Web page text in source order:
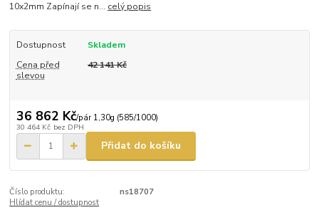
10x2mm Zapínají se n... celý popis
Dostupnost
Skladem
Cena před
slevou
42 141 Kč
36 862 Kč/pár 1,30g (585/1000)
30 464 Kč bez DPH
Přidat do košíku
Číslo produktu:
ns18707
Hlídat cenu / dostupnost